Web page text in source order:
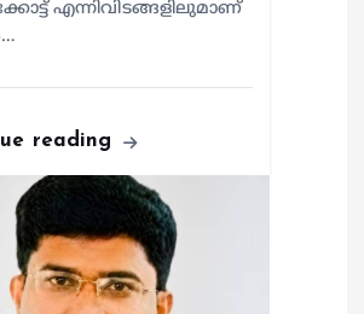
എന്നിവിടങ്ങളിലുമാണ്
reading